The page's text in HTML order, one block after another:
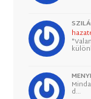
d…